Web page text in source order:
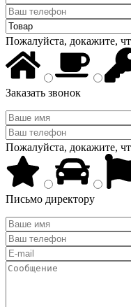
Пожалуйста, докажите,
Заказать звонок
Пожалуйста, докажите,
Письмо директору